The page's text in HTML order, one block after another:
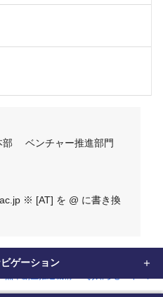
部 ベンチャー推進部門
※ [AT] を @ に書き換
ゲーション